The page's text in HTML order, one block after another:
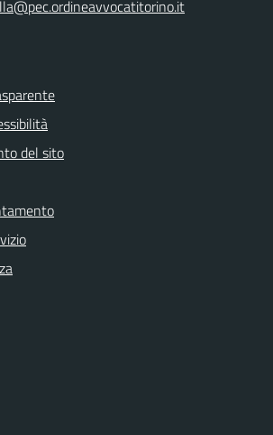
del sito